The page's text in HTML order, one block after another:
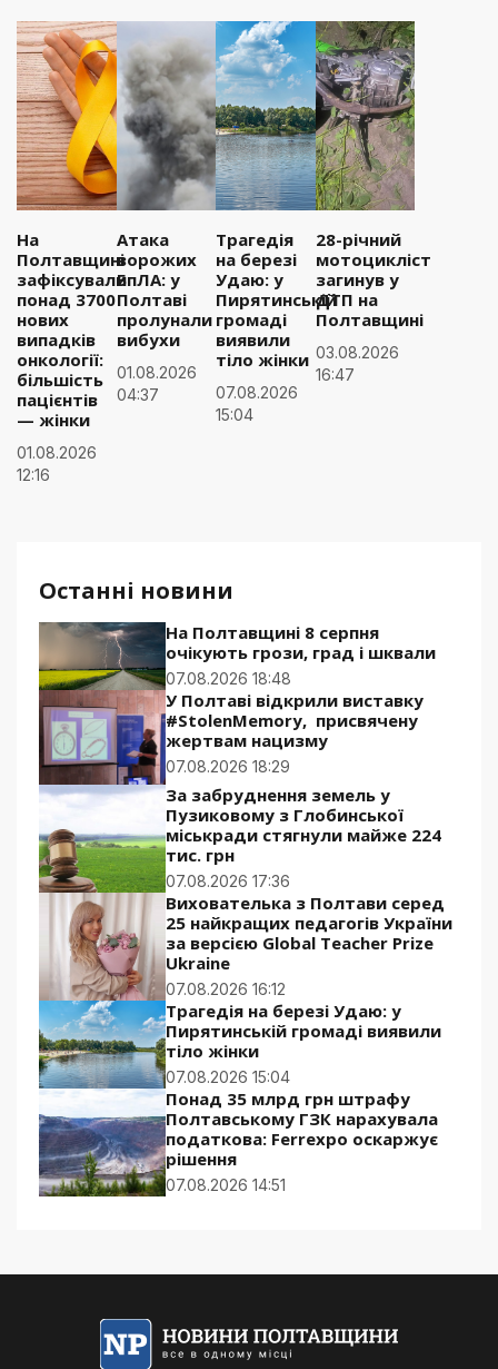
Останні новини
На Полтавщині 8 серпня
очікують грози, град і шквали
07.08.2026 18:48
У Полтаві відкрили виставку
#StolenMemory, присвячену
жертвам нацизму
07.08.2026 18:29
За забруднення земель у
Пузиковому з Глобинської
міськради стягнули майже 224
тис. грн
07.08.2026 17:36
Вихователька з Полтави серед
25 найкращих педагогів України
за версією Global Teacher Prize
Ukraine
07.08.2026 16:12
Трагедія на березі Удаю: у
Пирятинській громаді виявили
тіло жінки
07.08.2026 15:04
Понад 35 млрд грн штрафу
Полтавському ГЗК нарахувала
податкова: Ferrexpo оскаржує
рішення
07.08.2026 14:51
На
Полтавщині
зафіксували
понад 3700
нових
випадків
онкології:
більшість
пацієнтів
— жінки
01.08.2026
12:16
Атака
ворожих
БпЛА: у
Полтаві
пролунали
вибухи
01.08.2026
04:37
Трагедія
на березі
Удаю: у
Пирятинській
громаді
виявили
тіло жінки
07.08.2026
15:04
28-річний
мотоцикліст
загинув у
ДТП на
Полтавщині
03.08.2026
16:47